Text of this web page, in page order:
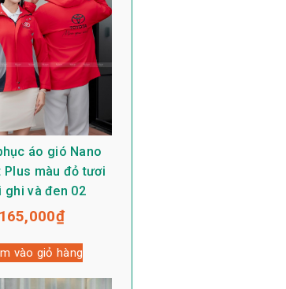
áo gió Nano
Plus màu đỏ tươi
ghi và đen 02
165,000₫
vào giỏ hàng